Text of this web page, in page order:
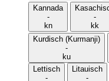
Kannada
-
kn
-
kk
Kurdisch (Kurmanji)
-
ku
Lettisch
-
Litauisch
-